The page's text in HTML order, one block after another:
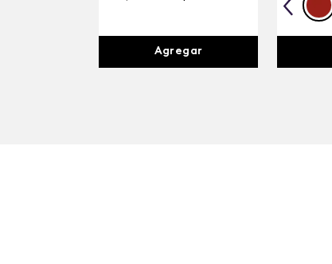
Agregar